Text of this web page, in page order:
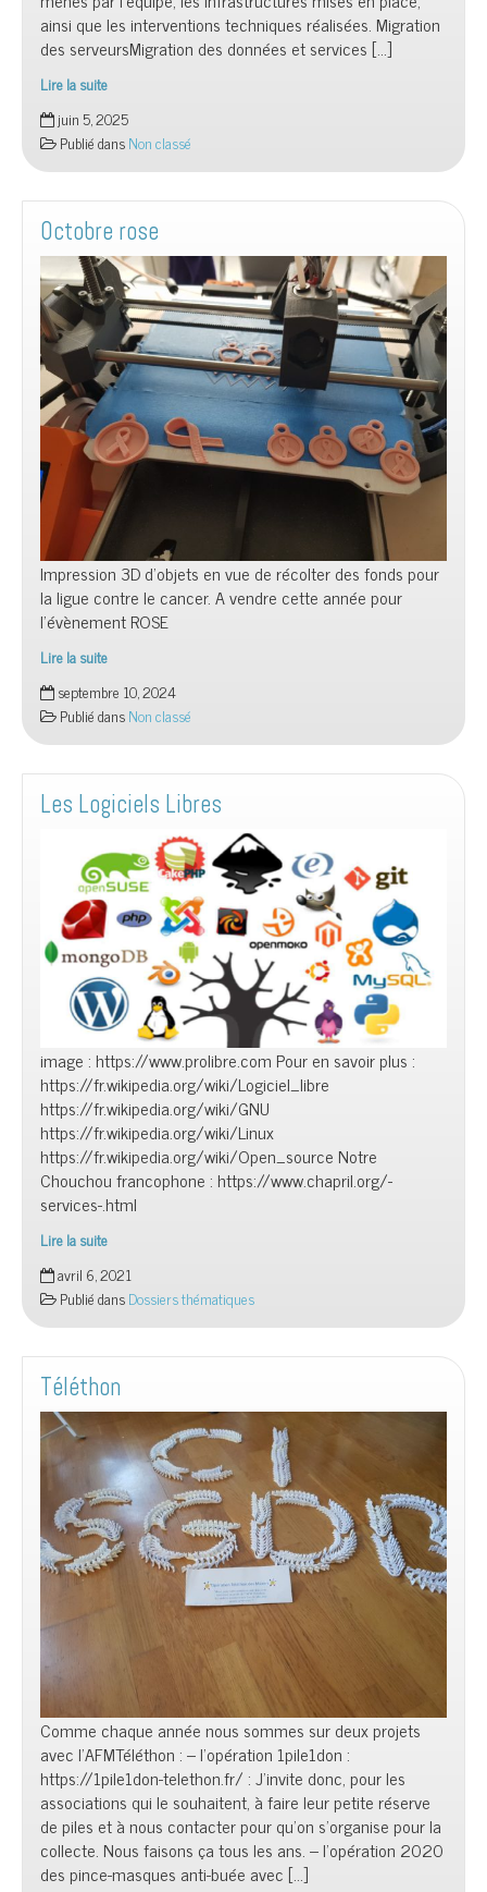
ainsi que les interventions techniques réalisées. Migration
des serveursMigration des données et services […]
Lire la suite
Le
Wiki
des
projets
du
Club
juin 5, 2025
Publié dansNon classé
Octobre rose
Impression 3D d’objets en vue de récolter des fonds pour
la ligue contre le cancer. A vendre cette année pour
l’évènement ROSE
Lire la suite
Octobre
roseseptembre 10, 2024
Publié dansNon classé
Les Logiciels Libres
image : https://www.prolibre.com Pour en savoir plus :
https://fr.wikipedia.org/wiki/Logiciel_libre
https://fr.wikipedia.org/wiki/GNU
https://fr.wikipedia.org/wiki/Linux
https://fr.wikipedia.org/wiki/Open_source Notre
Chouchou francophone : https://www.chapril.org/-
services-.html
Lire la suite
Les
Logiciels
Libres
avril 6, 2021
Publié dansDossiers thématiques
Téléthon
Comme chaque année nous sommes sur deux projets
avec l’AFMTéléthon : – l’opération 1pile1don :
https://1pile1don-telethon.fr/ : J’invite donc, pour les
associations qui le souhaitent, à faire leur petite réserve
de piles et à nous contacter pour qu’on s’organise pour la
collecte. Nous faisons ça tous les ans. – l’opération 2020
des pince-masques anti-buée avec […]